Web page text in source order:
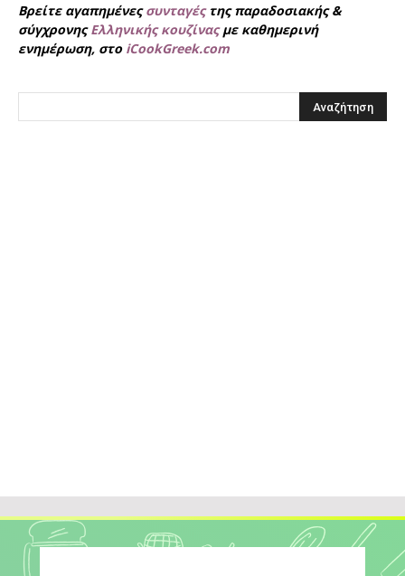
Βρείτε αγαπημένεςσυνταγέςτης παραδοσιακής &
σύγχρονηςΕλληνικής κουζίναςμε καθημερινή
ενημέρωση, στο iCookGreek.com